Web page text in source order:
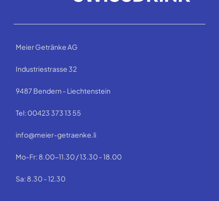
Meier Getränke AG
Industriestrasse 32
9487 Bendern - Liechtenstein
Tel: 00423 373 13 55
info@meier-getraenke.li
Mo-Fr: 8.00-11.30 / 13.30 - 18.00
Sa: 8.30 - 12.30